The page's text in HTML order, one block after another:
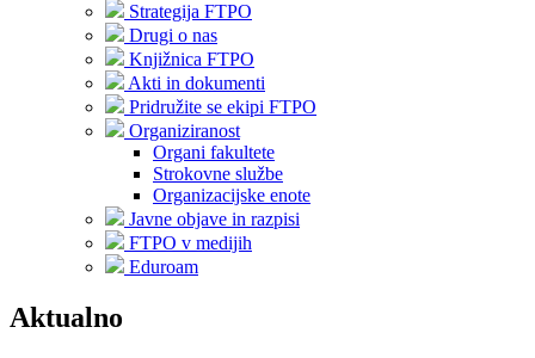
Strategija FTPO
Drugi o nas
Knjižnica FTPO
Akti in dokumenti
Pridružite se ekipi FTPO
Organiziranost
Organi fakultete
Strokovne službe
Organizacijske enote
Javne objave in razpisi
FTPO v medijih
Eduroam
Aktualno